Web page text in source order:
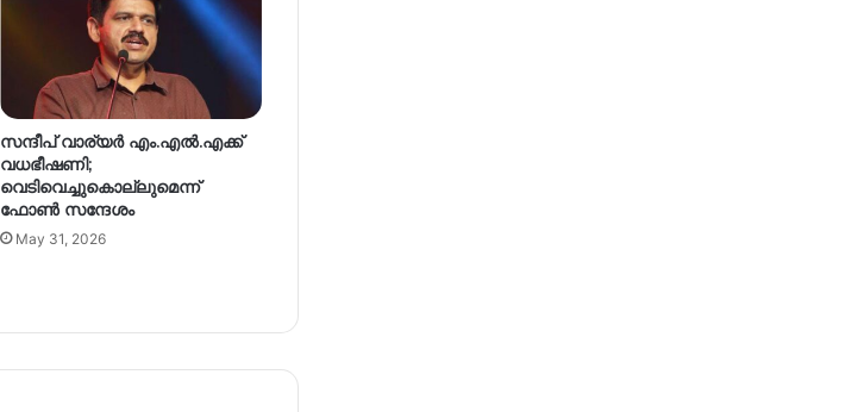
സന്ദീപ് വാര്യർ എം.എൽ.എക്ക്
വധഭീഷണി;
വെടിവെച്ചുകൊല്ലുമെന്ന്
ഫോൺ സന്ദേശം
May 31, 2026